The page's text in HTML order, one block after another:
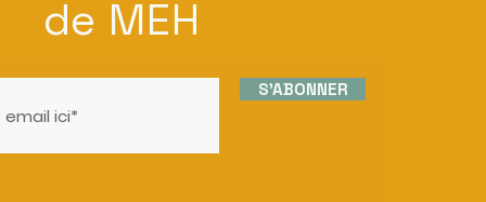
de MEH
S'ABONNER